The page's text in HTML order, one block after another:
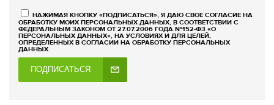
НАЖИМАЯ КНОПКУ «ПОДПИСАТЬСЯ», Я ДАЮ СВОЕ СОГЛАСИЕ НА
ОБРАБОТКУ МОИХ ПЕРСОНАЛЬНЫХ ДАННЫХ, В СООТВЕТСТВИИ С
ФЕДЕРАЛЬНЫМ ЗАКОНОМ ОТ 27.07.2006 ГОДА №152-ФЗ «О
ПЕРСОНАЛЬНЫХ ДАННЫХ», НА УСЛОВИЯХ И ДЛЯ ЦЕЛЕЙ,
ОПРЕДЕЛЕННЫХ В СОГЛАСИИ НА ОБРАБОТКУ ПЕРСОНАЛЬНЫХ
ДАННЫХ
ПОДПИСАТЬСЯ